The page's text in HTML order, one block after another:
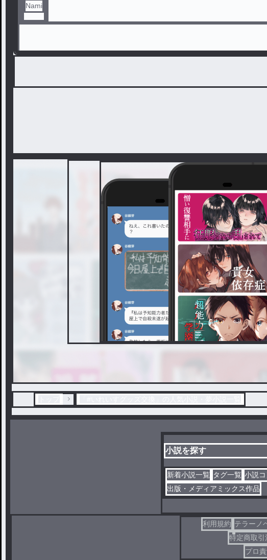
Nami
小説を探す
新着小説一覧 タグ一覧 小説
出版・メディアミックス作品
利用規約 テラーノ
特定商取引
プロ